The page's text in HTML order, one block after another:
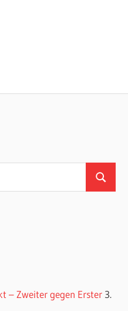
Suchen
– Zweiter gegen Erster 3.